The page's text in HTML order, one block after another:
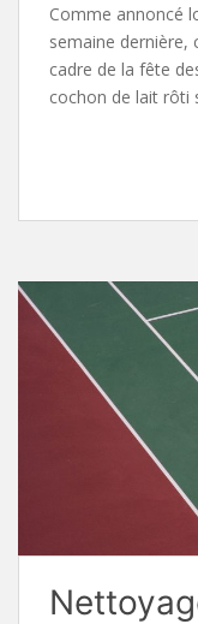
Comme annoncé
semaine dernière,
cadre de la fête
cochon de lait rôti